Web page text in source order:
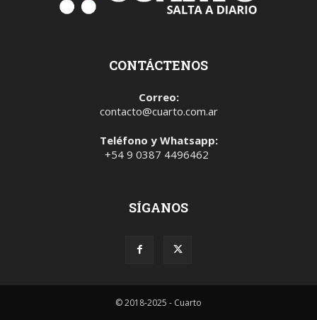
CONTÁCTENOS
Correo:
contacto@cuarto.com.ar
Teléfono y Whatsapp:
+54 9 0387 4496462
SÍGANOS
© 2018-2025 - Cuarto